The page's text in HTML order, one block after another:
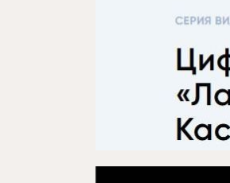
Проектлар